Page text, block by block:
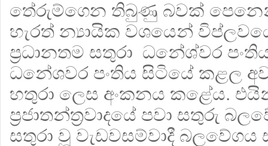
තේරුම්ගෙන තිබුණු බවක්
හැරත් න්‍යායික වශයෙන්
ප‍්‍රධානතම සතුරා ධනේශ්වර
ධනේශවර පංතිය සිටියේ කළල
හතුරා ලෙස අංකනය කළේය.
ප‍්‍රජාතන්ත‍්‍රවාදයේ පවා සතුරු
සතුරා වූ වැඩවසම්වාදී